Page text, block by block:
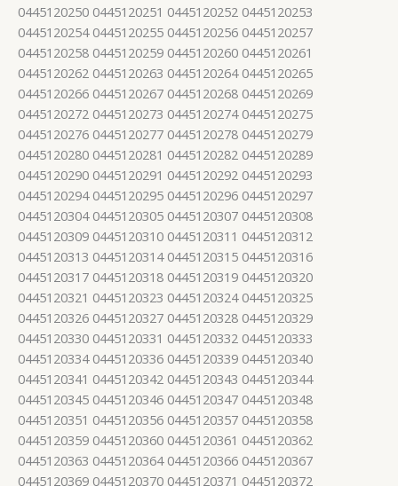
0445120250 0445120251 0445120252 0445120253
0445120254 0445120255 0445120256 0445120257
0445120258 0445120259 0445120260 0445120261
0445120262 0445120263 0445120264 0445120265
0445120266 0445120267 0445120268 0445120269
0445120272 0445120273 0445120274 0445120275
0445120276 0445120277 0445120278 0445120279
0445120280 0445120281 0445120282 0445120289
0445120290 0445120291 0445120292 0445120293
0445120294 0445120295 0445120296 0445120297
0445120304 0445120305 0445120307 0445120308
0445120309 0445120310 0445120311 0445120312
0445120313 0445120314 0445120315 0445120316
0445120317 0445120318 0445120319 0445120320
0445120321 0445120323 0445120324 0445120325
0445120326 0445120327 0445120328 0445120329
0445120330 0445120331 0445120332 0445120333
0445120334 0445120336 0445120339 0445120340
0445120341 0445120342 0445120343 0445120344
0445120345 0445120346 0445120347 0445120348
0445120351 0445120356 0445120357 0445120358
0445120359 0445120360 0445120361 0445120362
0445120363 0445120364 0445120366 0445120367
0445120369 0445120370 0445120371 0445120372